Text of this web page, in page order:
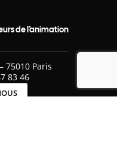
de l’animation
75010 Paris
83 46